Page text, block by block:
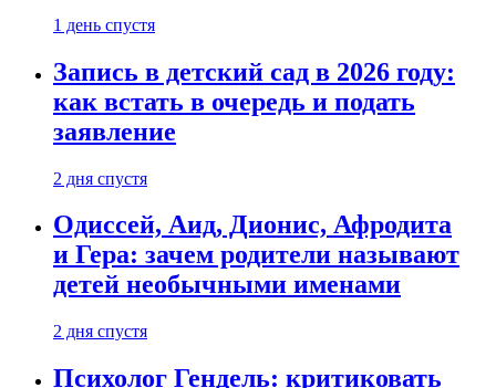
1 день спустя
Запись в детский сад в 2026 году:
как встать в очередь и подать
заявление
2 дня спустя
Одиссей, Аид, Дионис, Афродита
и Гера: зачем родители называют
детей необычными именами
2 дня спустя
Психолог Гендель: критиковать